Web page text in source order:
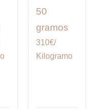
50
gramos
310€/
Kilogramo